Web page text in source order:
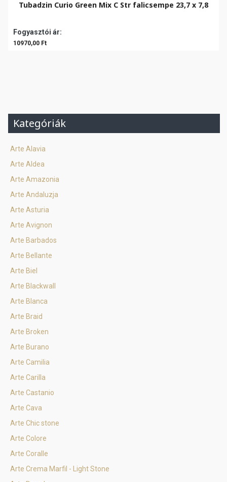
Tubadzin Curio Green Mix C Str falicsempe 23,7 x 7,8
Fogyasztói ár:
10970,00 Ft
Kategóriák
Arte Alavia
Arte Aldea
Arte Amazonia
Arte Andaluzja
Arte Asturia
Arte Avignon
Arte Barbados
Arte Bellante
Arte Biel
Arte Blackwall
Arte Blanca
Arte Braid
Arte Broken
Arte Burano
Arte Camilia
Arte Carilla
Arte Castanio
Arte Cava
Arte Chic stone
Arte Colore
Arte Coralle
Arte Crema Marfil - Light Stone